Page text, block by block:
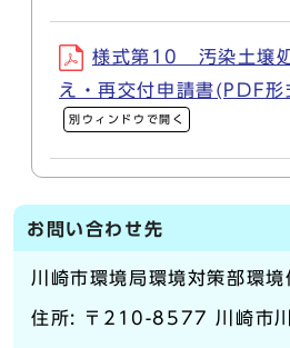
様式第10 汚染土壌
え・再交付申請書(PDF
別ウィンドウで開く
お問い合わせ先
川崎市環境局環境対策部環境
住所: 〒210-8577 川崎市